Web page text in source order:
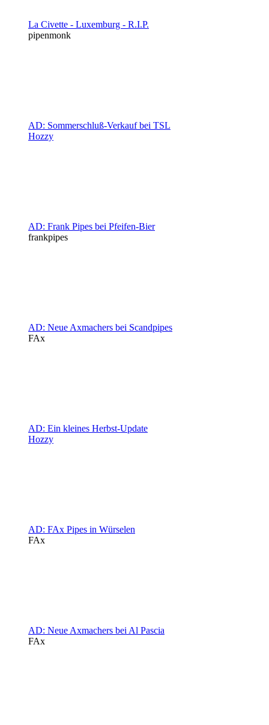
La Civette - Luxemburg - R.I.P.
pipenmonk
AD: Sommerschluß-Verkauf bei TSL
Hozzy
AD: Frank Pipes bei Pfeifen-Bier
frankpipes
AD: Neue Axmachers bei Scandpipes
FAx
AD: Ein kleines Herbst-Update
Hozzy
AD: FAx Pipes in Würselen
FAx
AD: Neue Axmachers bei Al Pascia
FAx